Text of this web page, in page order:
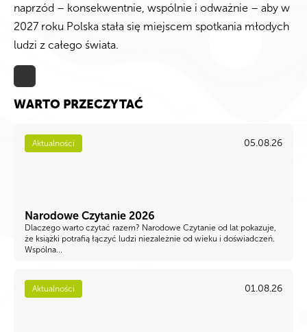
naprzód – konsekwentnie, wspólnie i odważnie – aby w
2027 roku Polska stała się miejscem spotkania młodych
ludzi z całego świata.
WARTO PRZECZYTAĆ
Aktualności 05.08.26
Narodowe Czytanie 2026
Dlaczego warto czytać razem? Narodowe Czytanie od lat pokazuje,
że książki potrafią łączyć ludzi niezależnie od wieku i doświadczeń.
Wspólna...
Aktualności 01.08.26